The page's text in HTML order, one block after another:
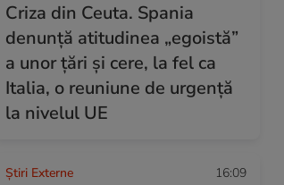
Criza din Ceuta. Spania
denunță atitudinea „egoistă”
a unor țări și cere, la fel ca
Italia, o reuniune de urgență
la nivelul UE
Știri Externe 16:09